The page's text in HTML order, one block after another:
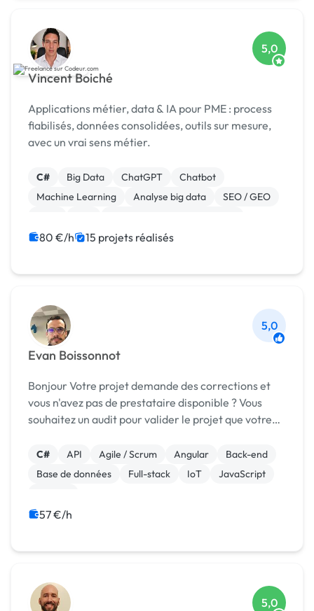
Vincent Boiché
5,0
Applications métier, data & IA pour PME : process
fiabilisés, données consolidées, outils sur mesure,
avec un vrai sens métier.
C# Big Data ChatGPT
Chatbot
Machine Learning
Analyse big data
SEO / GEO
80 €/h 15 projets réalisés
Evan Boissonnot
5,0
Bonjour Votre projet demande des corrections et
vous n'avez pas de prestataire disponible ? Vous
souhaitez un audit pour valider le projet que votre
besoin, une grande idée à développer (logi...
C# API Agile / Scrum Angular
Back-end
Base de données
Full-stack IoT
JavaScript
57 €/h
5,0